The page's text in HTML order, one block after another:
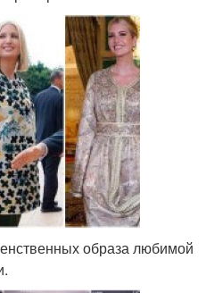
образа любимой